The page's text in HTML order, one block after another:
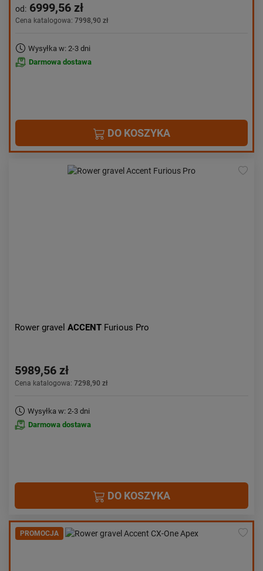
od: 6999,56 zł
Cena katalogowa: 7998,90 zł
Wysyłka w: 2-3 dni
Darmowa dostawa
DO KOSZYKA
Rower gravel ACCENT Furious Pro
5989,56 zł
Cena katalogowa: 7298,90 zł
Wysyłka w: 2-3 dni
Darmowa dostawa
DO KOSZYKA
PROMOCJA